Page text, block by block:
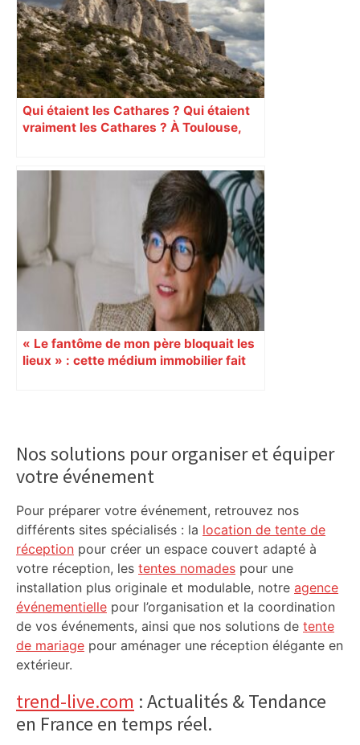
les fidèles au cinéma Pathé Gaumont à
Labège, près de Toulouse –
ladepeche.fr
Qui étaient les Cathares ? Qui étaient
vraiment les Cathares ? À Toulouse,
l’hérésie cathare dans le Midi des XIIe
et XIIIe siècles. Une question qui
déchaîne les passions. Explication
« Le fantôme de mon père bloquait les
lieux » : cette médium immobilier fait
Sidebar
Nos solutions pour organiser et équiper
votre événement
Pour préparer votre événement, retrouvez nos
différents sites spécialisés : la location de tente de
réception pour créer un espace couvert adapté à
votre réception, les tentes nomades pour une
installation plus originale et modulable, notre agence
événementielle pour l’organisation et la coordination
de vos événements, ainsi que nos solutions de tente
de mariage pour aménager une réception élégante en
extérieur.
trend-live.com : Actualités & Tendance
en France en temps réel.